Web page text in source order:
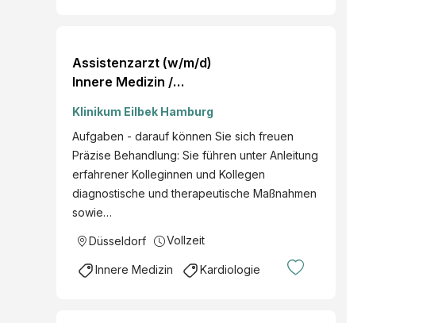
Assistenzarzt (w/m/d)
Innere Medizin /
Klinikum Eilbek Hamburg
Aufgaben - darauf können Sie sich freuen
Präzise Behandlung: Sie führen unter Anleitung
erfahrener Kolleginnen und Kollegen
diagnostische und therapeutische Maßnahmen
sowie…
Düsseldorf Vollzeit
Innere Medizin Kardiologie